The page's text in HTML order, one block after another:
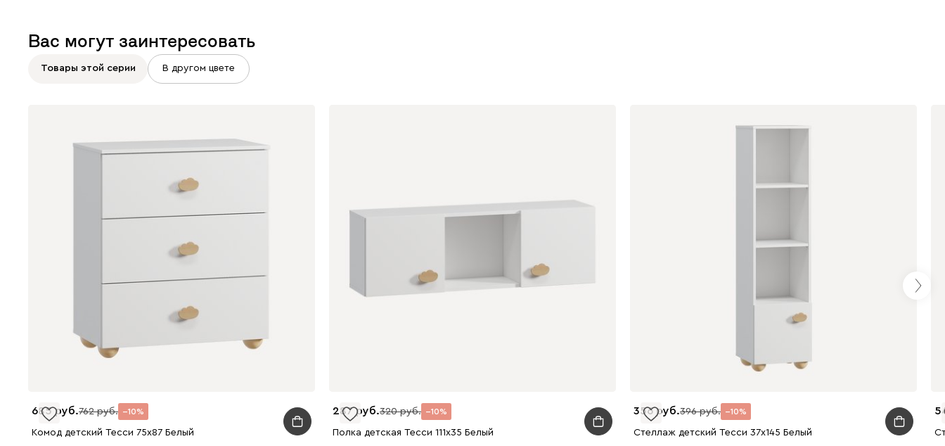
Вас могут заинтересовать
Товары этой серии В другом цвете
685 762 10
Комод детский Тесси 75x87 Белый
287 320 10
Полка детская Тесси 111x35 Белый
356 396 10
Стеллаж детский Тесси 37x145 Белый